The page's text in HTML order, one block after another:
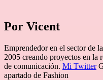
Por Vicent
Emprendedor en el sector de la
2005 creando proyectos en la
de comunicación. Mi Twitter
apartado de Fashion